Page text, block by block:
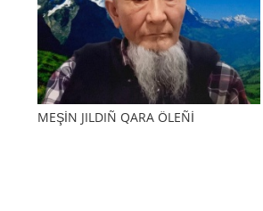
MEŞİN JILDIÑ QARA ÖLEÑİ